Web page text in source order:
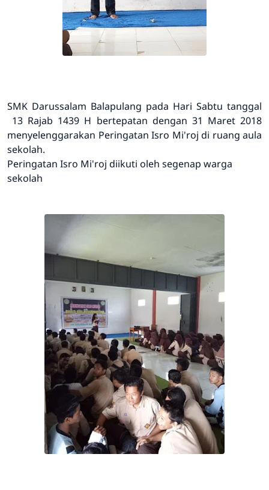
SMK Darussalam Balapulang pada Hari Sabtu tanggal
13 Rajab 1439 H bertepatan dengan 31 Maret 2018
menyelenggarakan Peringatan Isro Mi'roj di ruang aula
sekolah.
Peringatan Isro Mi'roj diikuti oleh segenap warga
sekolah